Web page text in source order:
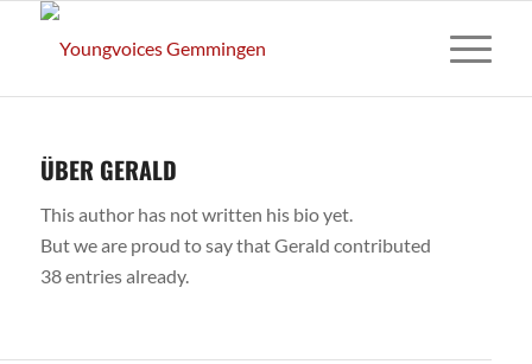
ÜBER GERALD
This author has not written his bio yet.
But we are proud to say thatGerald contributed
38 entries already.